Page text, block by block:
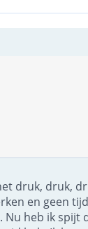
druk, druk,
en geen
Nu heb ik spijt